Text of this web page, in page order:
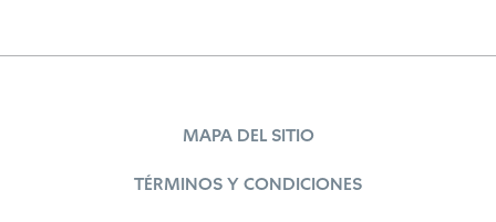
MAPA DEL SITIO
TÉRMINOS Y CONDICIONES